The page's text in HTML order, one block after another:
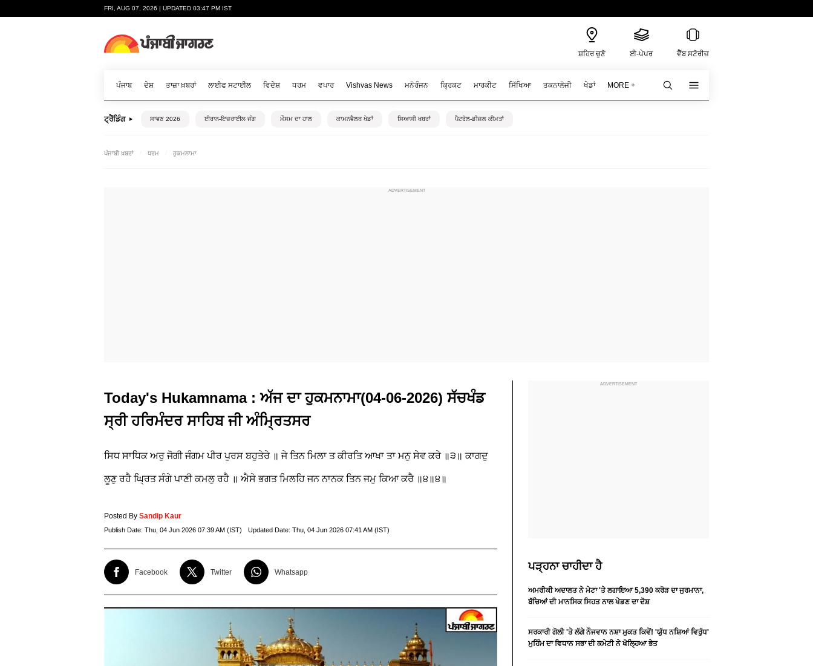
FRI, AUG 07, 2026 | UPDATED 03:47 PM IST
ਸ਼ਹਿਰ ਚੁਣੋ ਈ-ਪੇਪਰ ਵੈੱਬ ਸਟੋਰੀਜ਼
ਪੰਜਾਬ ਦੇਸ਼ ਤਾਜ਼ਾ ਖ਼ਬਰਾਂ ਲਾਈਫ ਸਟਾਈਲ ਵਿਦੇਸ਼ ਧਰਮ ਵਪਾਰ Vishvas News ਮਨੋਰੰਜਨ ਕ੍ਰਿਕਟ ਮਾਰਕੀਟ ਸਿੱਖਿਆ ਤਕਨਾਲੋਜੀ ਖੇਡਾਂ MORE +
ਟ੍ਰੈਂਡਿੰਗ ਸਾਵਣ 2026 ਈਰਾਨ-ਇਜ਼ਰਾਈਲ ਜੰਗ ਮੌਸਮ ਦਾ ਹਾਲ ਕਾਮਨਵੈਲਥ ਖੇਡਾਂ ਸਿਆਸੀ ਖਬਰਾਂ ਪੈਟਰੋਲ-ਡੀਜ਼ਲ ਕੀਮਤਾਂ
ਪੰਜਾਬੀ ਖ਼ਬਰਾਂ ਧਰਮ ਹੁਕਮਨਾਮਾ
Today's Hukamnama : ਅੱਜ ਦਾ ਹੁਕਮਨਾਮਾ(04-06-2026) ਸੱਚਖੰਡ
ਸ੍ਰੀ ਹਰਿਮੰਦਰ ਸਾਹਿਬ ਜੀ ਅੰਮ੍ਰਿਤਸਰ
ਸਿਧ ਸਾਧਿਕ ਅਰੁ ਜੋਗੀ ਜੰਗਮ ਪੀਰ ਪੁਰਸ ਬਹੁਤੇਰੇ ॥ ਜੇ ਤਿਨ ਮਿਲਾ ਤ ਕੀਰਤਿ ਆਖਾ ਤਾ ਮਨੁ ਸੇਵ ਕਰੇ ॥੩॥ ਕਾਗਦੁ
ਲੂਣੁ ਰਹੈ ਘ੍ਰਿਤ ਸੰਗੇ ਪਾਣੀ ਕਮਲੁ ਰਹੈ ॥ ਐਸੇ ਭਗਤ ਮਿਲਹਿ ਜਨ ਨਾਨਕ ਤਿਨ ਜਮੁ ਕਿਆ ਕਰੈ ॥੪॥੪॥
Posted By Sandip Kaur
Publish Date: Thu, 04 Jun 2026 07:39 AM (IST) Updated Date: Thu, 04 Jun 2026 07:41 AM (IST)
Facebook Twitter Whatsapp ਪੜ੍ਹਨਾ ਚਾਹੀਦਾ ਹੈ
ਅਮਰੀਕੀ ਅਦਾਲਤ ਨੇ ਮੇਟਾ 'ਤੇ ਲਗਾਇਆ 5,390 ਕਰੋੜ ਦਾ ਜੁਰਮਾਨਾ,
ਬੱਚਿਆਂ ਦੀ ਮਾਨਸਿਕ ਸਿਹਤ ਨਾਲ ਖੇਡਣ ਦਾ ਦੋਸ਼
ਸਰਕਾਰੀ ਗੋਲੀ 'ਤੇ ਲੱਗੇ ਨੌਜਵਾਨ ਨਸ਼ਾ ਮੁਕਤ ਕਿਵੇਂ! 'ਯੁੱਧ ਨਸ਼ਿਆਂ ਵਿਰੁੱਧ'
ਮੁਹਿੰਮ ਦਾ ਵਿਧਾਨ ਸਭਾ ਦੀ ਕਮੇਟੀ ਨੇ ਖੋਲ੍ਹਿਆ ਭੇਤ